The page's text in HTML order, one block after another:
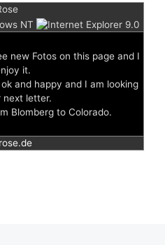
new Fotos on this page and I
it.
and happy and I am looking
next letter.
Blomberg to Colorado.